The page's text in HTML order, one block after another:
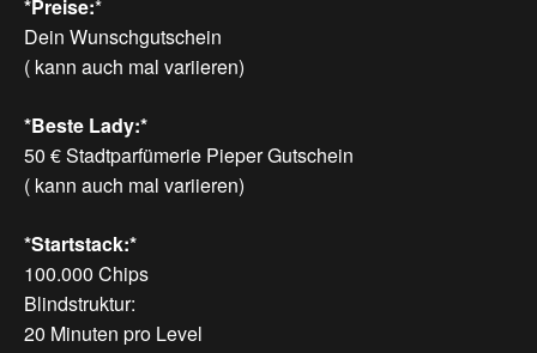
*Preise:*
Dein Wunschgutschein
( kann auch mal variieren)
*Beste Lady:*
50 € Stadtparfümerie Pieper Gutschein
( kann auch mal variieren)
*Startstack:*
100.000 Chips
Blindstruktur:
20 Minuten pro Level